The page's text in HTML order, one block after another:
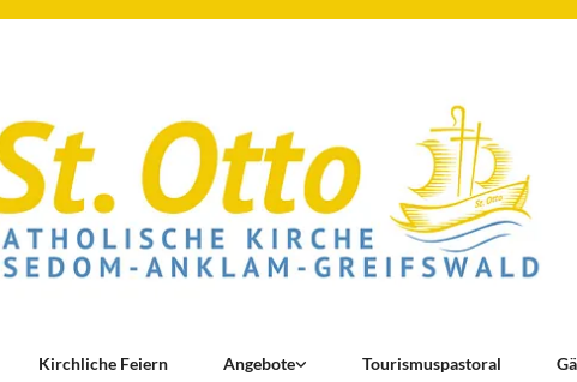
Kirchliche Feiern Angebote Tourismuspastoral